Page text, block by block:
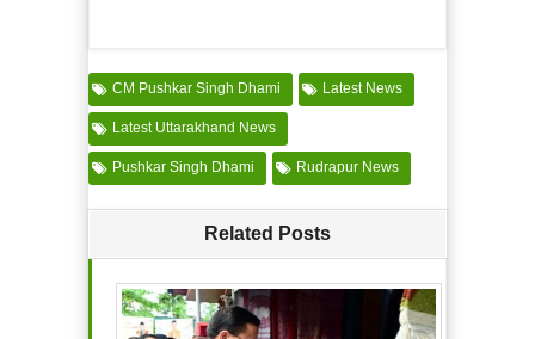
CM Pushkar Singh Dhami Latest News
Latest Uttarakhand News
Pushkar Singh Dhami Rudrapur News
Related Posts